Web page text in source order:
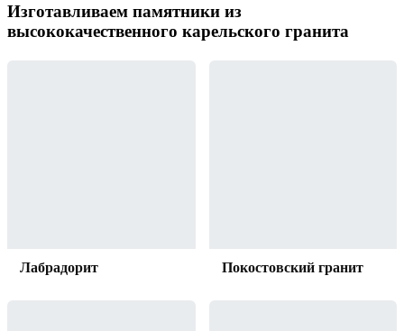
Изготавливаем памятники из
высококачественного карельского гранита
Лабрадорит Покостовский гранит